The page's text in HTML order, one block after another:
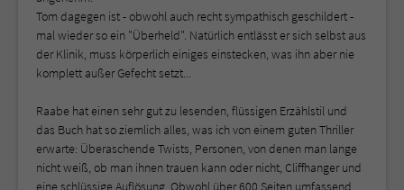
Tom dagegen ist - obwohl auch recht sympathisch geschildert -
mal wieder so ein "Überheld". Natürlich entlässt er sich selbst aus
der Klinik, muss körperlich einiges einstecken, was ihn aber nie
komplett außer Gefecht setzt...
Raabe hat einen sehr gut zu lesenden, flüssigen Erzählstil und
das Buch hat so ziemlich alles, was ich von einem guten Thriller
erwarte: Überaschende Twists, Personen, von denen man lange
nicht weiß, ob man ihnen trauen kann oder nicht, Cliffhanger und
eine schlüssige Auflösung. Obwohl über 600 Seiten umfassend